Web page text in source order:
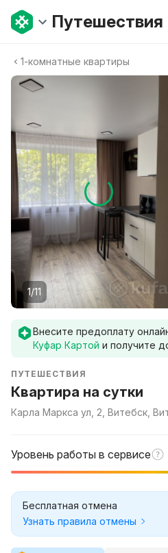
Путешествия
1-комнатные квартиры
1/11
Внесите предоплату
Куфар Картой и получите
ПУТЕШЕСТВИЯ
Квартира на сутки
Карла Маркса ул, 2, Витебск,
Уровень работы в сервисе
Бесплатная отмена
Узнать правила отмены